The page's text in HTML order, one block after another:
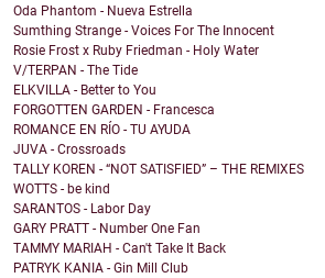
Oda Phantom - Nueva Estrella
Sumthing Strange - Voices For The Innocent
Rosie Frost x Ruby Friedman - Holy Water
V/TERPAN - The Tide
ELKVILLA - Better to You
FORGOTTEN GARDEN - Francesca
ROMANCE EN RÍO - TU AYUDA
JUVA - Crossroads
TALLY KOREN - “NOT SATISFIED” – THE REMIXES
WOTTS - be kind
SARANTOS - Labor Day
GARY PRATT - Number One Fan
TAMMY MARIAH - Can't Take It Back
PATRYK KANIA - Gin Mill Club